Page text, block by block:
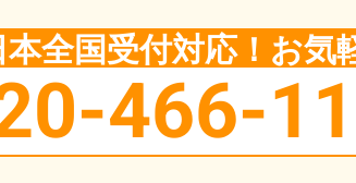
全国受付対応！お気
466-